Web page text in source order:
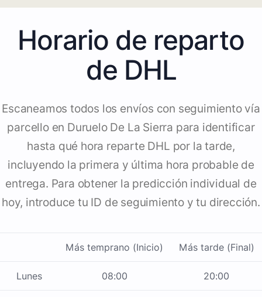
Horario de reparto
de DHL
Escaneamos todos los envíos con seguimiento vía
parcello en Duruelo De La Sierra para identificar
hasta qué hora reparte DHL por la tarde,
incluyendo la primera y última hora probable de
entrega. Para obtener la predicción individual de
hoy, introduce tu ID de seguimiento y tu dirección.
Más temprano (Inicio) Más tarde (Final)
Lunes 08:00 20:00